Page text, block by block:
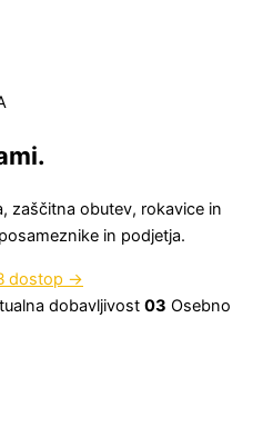
zaščitna obutev, rokavice in
in podjetja.
dostop →
dobavljivost 03 Osebno